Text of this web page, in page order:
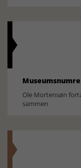
Ole Mortensøn
sammen